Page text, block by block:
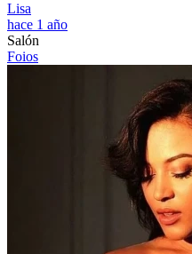
Lisa
hace 1 año
Salón
Foios